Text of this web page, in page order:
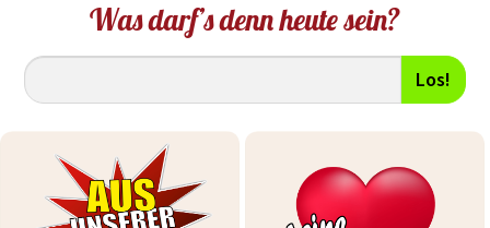
Was darf’s denn heute sein?
Los!